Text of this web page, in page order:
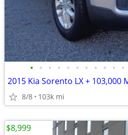
• • • • • • • • • • •
2015 Kia Sorento LX + 103,000
8/8 103k mi
$8,999